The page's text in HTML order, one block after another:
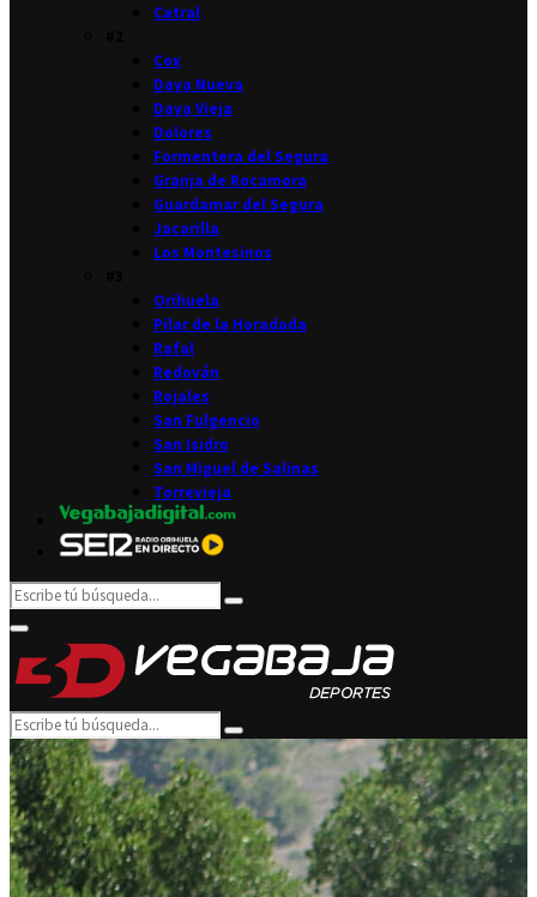
Catral
Cox
Daya Nueva
Daya Vieja
Dolores
Formentera del Segura
Granja de Rocamora
Guardamar del Segura
Jacarilla
Los Montesinos
Orihuela
Pilar de la Horadada
Rafal
Redován
Rojales
San Fulgencio
San Isidro
San Miguel de Salinas
Torrevieja
Search
for:
Search
Primary
Menu
Search
for:
Search